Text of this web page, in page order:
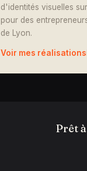
d'identités visuelles
pour des
de Lyon.
Voir mes réalisations
Prêt